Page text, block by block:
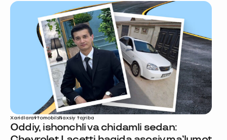
Xaridlaravtomobilshaxsiy tajriba
Oddiy, ishonchli va chidamli sedan: